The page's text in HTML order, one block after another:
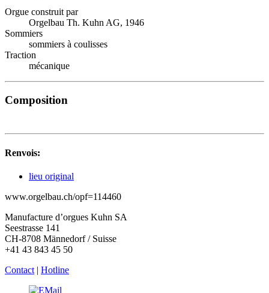
Orgue construit par
Orgelbau Th. Kuhn AG, 1946
Sommiers
sommiers à coulisses
Traction
mécanique
Composition
Renvois:
lieu original
www.orgelbau.ch/opf=114460
Manufacture d’orgues Kuhn SA
Seestrasse 141
CH-8708 Männedorf / Suisse
+41 43 843 45 50
Contact | Hotline